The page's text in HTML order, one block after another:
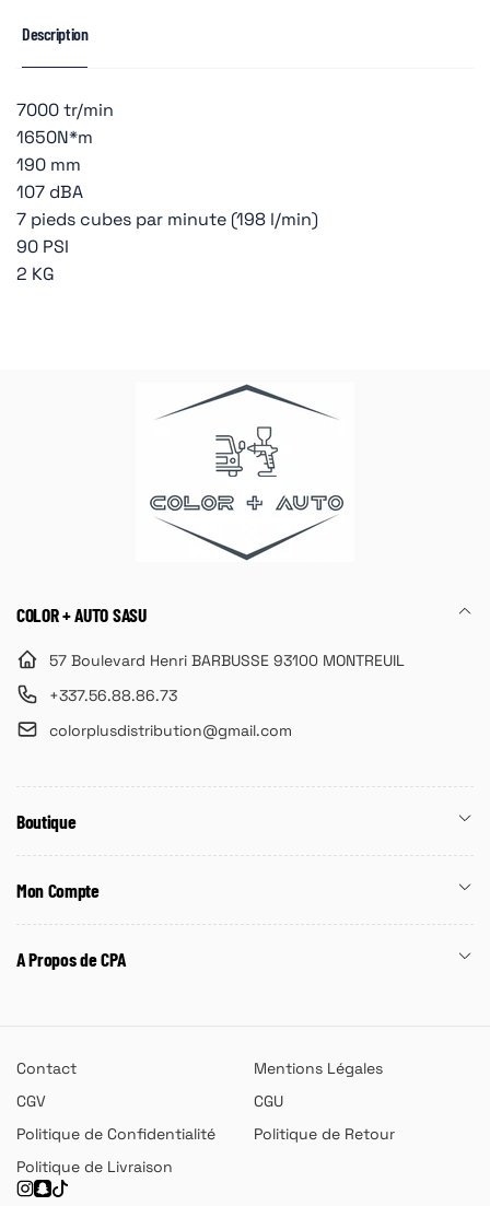
Description
7000 tr/min
1650N*m
190 mm
107 dBA
7 pieds cubes par minute (198 l/min)
90 PSI
2 KG
COLOR + AUTO SASU
57 Boulevard Henri BARBUSSE 93100 MONTREUIL
+337.56.88.86.73
colorplusdistribution@gmail.com
Boutique
Mon Compte
A Propos de CPA
Contact
Mentions Légales
CGV
CGU
Politique de Confidentialité
Politique de Retour
Politique de Livraison
Instagram
Snapchat
TikTok